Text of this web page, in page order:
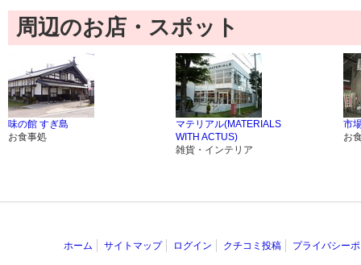
周辺のお店・スポット
味の館 すぎ島
お食事処
マテリアル(MATERIALS
WITH ACTUS)
雑貨・インテリア
市
お
ホーム サイトマップ ログイン クチコミ投稿 プライバシー